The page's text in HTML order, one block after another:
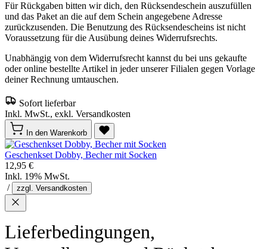
Für Rückgaben bitten wir dich, den Rücksendeschein auszufüllen
und das Paket an die auf dem Schein angegebene Adresse
zurückzusenden. Die Benutzung des Rücksendescheins ist nicht
Voraussetzung für die Ausübung deines Widerrufsrechts.
Unabhängig von dem Widerrufsrecht kannst du bei uns gekaufte
oder online bestellte Artikel in jeder unserer Filialen gegen Vorlage
deiner Rechnung umtauschen.
Sofort lieferbar
Inkl. MwSt., exkl. Versandkosten
In den Warenkorb
Geschenkset Dobby, Becher mit Socken
12,95 €
Inkl. 19% MwSt.
/
zzgl. Versandkosten
Lieferbedingungen,